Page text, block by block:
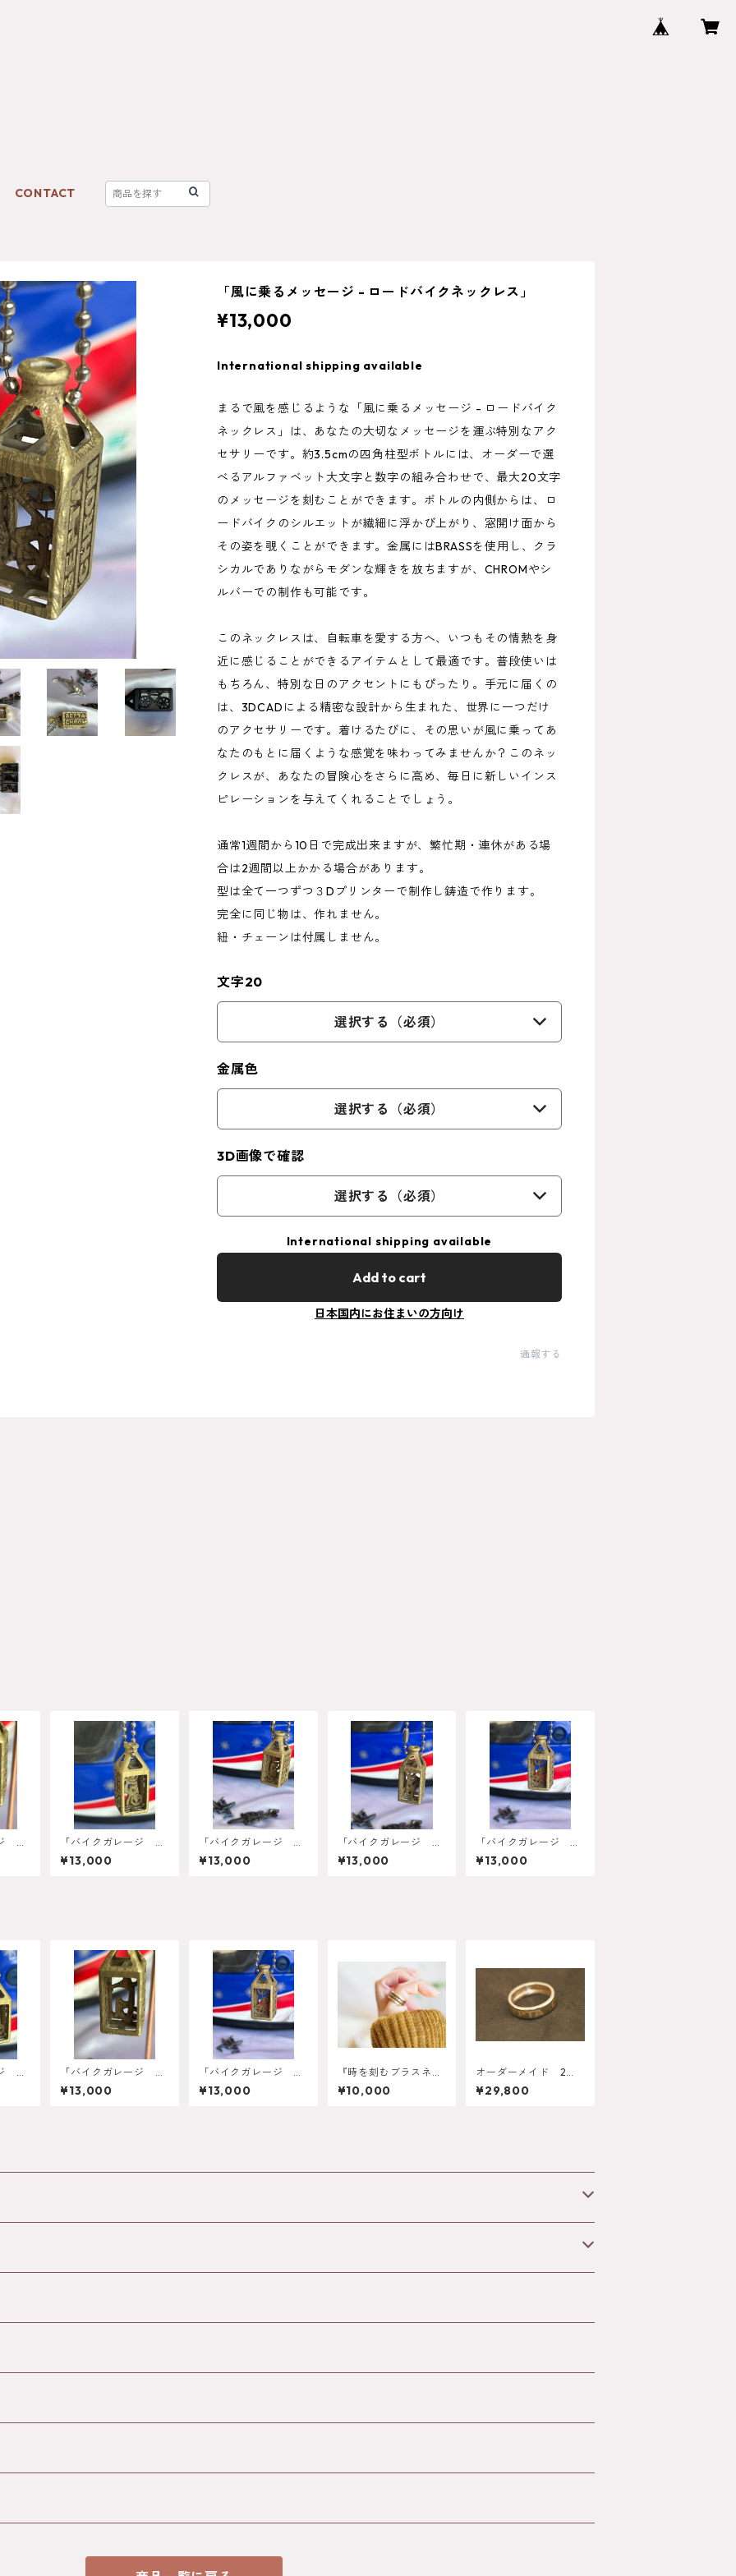
CONTACT
「風に乗るメッセージ - ロードバイクネックレス」
¥13,000
International shipping available
まるで風を感じるような「風に乗るメッセージ - ロードバイク
ネックレス」は、あなたの大切なメッセージを運ぶ特別なアク
セサリーです。約3.5cmの四角柱型ボトルには、オーダーで選
べるアルファベット大文字と数字の組み合わせで、最大20文字
のメッセージを刻むことができます。ボトルの内側からは、ロ
ードバイクのシルエットが繊細に浮かび上がり、窓開け面から
その姿を覗くことができます。金属にはBRASSを使用し、クラ
シカルでありながらモダンな輝きを放ちますが、CHROMやシ
ルバーでの制作も可能です。
このネックレスは、自転車を愛する方へ、いつもその情熱を身
近に感じることができるアイテムとして最適です。普段使いは
もちろん、特別な日のアクセントにもぴったり。手元に届くの
は、3DCADによる精密な設計から生まれた、世界に一つだけ
のアクセサリーです。着けるたびに、その思いが風に乗ってあ
なたのもとに届くような感覚を味わってみませんか？このネッ
クレスが、あなたの冒険心をさらに高め、毎日に新しいインス
ピレーションを与えてくれることでしょう。
通常1週間から10日で完成出来ますが、繁忙期・連休がある場
合は2週間以上かかる場合があります。
型は全て一つずつ３Dプリンターで制作し鋳造で作ります。
完全に同じ物は、作れません。
紐・チェーンは付属しません。
文字20
選択する（必須）
金属色
選択する（必須）
3D画像で確認
選択する（必須）
International shipping available
Add to cart
日本国内にお住まいの方向け
通報する
街
メ
レ
「バイクガレージ ス
ピードの記憶」オーダ
ーメイドボトル型ネッ
¥13,000
「バイクガレージ 大
陸の記憶」オーダーメ
イドボトル型ネックレ
¥13,000
「バイクガレージ 歴
代の記憶」オーダーメ
イドボトル型ネックレ
¥13,000
「バイクガレージ 土
埃の記憶」オーダーメ
イドボトル型ネックレ
¥13,000
ス
ダ
ッ
「バイクガレージ 街
並の記憶」オーダーメ
イドボトル型ネックレ
¥13,000
「バイクガレージ 土
埃の記憶」オーダーメ
イドボトル型ネックレ
¥13,000
『時を刻むブラスネー
ムリング』8mmタイ
プ・10mmタイプ
¥10,000
オーダーメイド 2色
メタルリング 6ｍｍ
タイプ
¥29,800